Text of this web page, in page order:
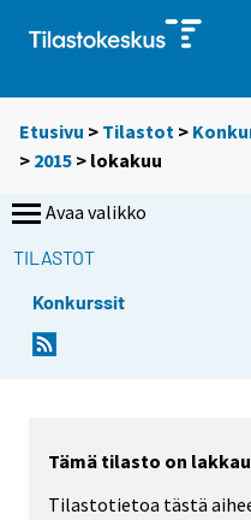
Etusivu > Tilastot >
> 2015 > lokakuu
Avaa valikko
TILASTOT
Konkurssit
Tämä tilasto on
Tilastotietoa tästä